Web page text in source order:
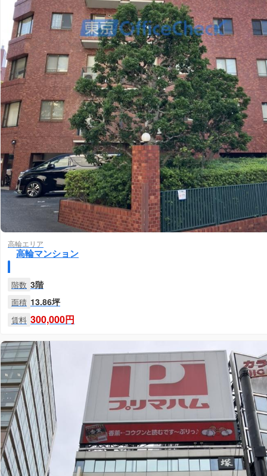
高輪エリア
高輪マンション
階数 3階
面積 13.86坪
賃料 300,000円